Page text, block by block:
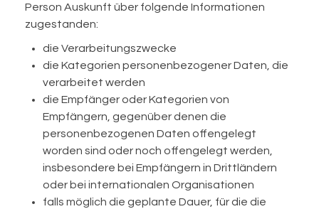
Person Auskunft über folgende Informationen
zugestanden:
die Verarbeitungszwecke
die Kategorien personenbezogener Daten, die
verarbeitet werden
die Empfänger oder Kategorien von
Empfängern, gegenüber denen die
personenbezogenen Daten offengelegt
worden sind oder noch offengelegt werden,
insbesondere bei Empfängern in Drittländern
oder bei internationalen Organisationen
falls möglich die geplante Dauer, für die die